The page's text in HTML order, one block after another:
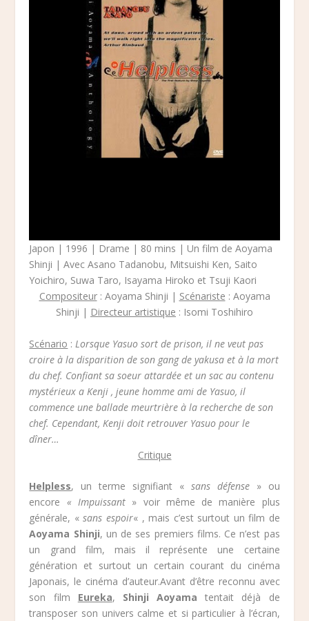
Japon | 1996 | Drame | 80 mins | Un film de Aoyama
Shinji | Avec Asano Tadanobu, Mitsuishi Ken, Saito
Yoichiro, Suwa Taro, Isayama Hiroko et Tsuji Kaori
Compositeur: Aoyama Shinji | Scénariste : Aoyama
Shinji | Directeur artistique : Isomi Toshihiro
Scénario : Lorsque Yasuo sort de prison, il ne veut pas
croire à la disparition de son gang de yakusa et à la mort
du chef. Confiant sa soeur attardée et un sac au contenu
mystérieux a Kenji , jeune homme ami de Yasuo, il
commence une ballade meurtrière à la recherche de son
chef. Cependant, Kenji doit retrouver Yasuo pour le
dîner…
Critique
Helpless, un terme signifiant « sans défense» ou
encore « Impuissant» voir même de manière plus
générale, «sans espoir« , mais c’est surtout un film de
Aoyama Shinji, un de ses premiers films. Ce n’est pas
un grand film, mais il représente une certaine
génération et surtout un certain courant du cinéma
Japonais, le cinéma d’auteur.Avant d’être reconnu avec
son film Eureka, Shinji Aoyama tentait déjà de
transposer son univers calme et si particulier à l’écran,